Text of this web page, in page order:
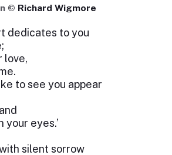
© Richard Wigmore
dedicates to you
love,
to see you appear
your eyes.’
silent sorrow